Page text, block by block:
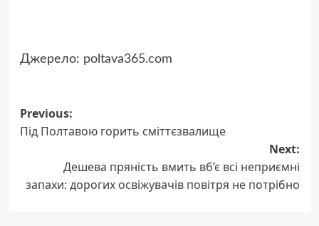
Джерело: poltava365.com
Post
navigation
Previous:
Під Полтавою горить сміттєзвалище
Next:
Дешева пряність вмить вб’є всі неприємні
запахи: дорогих освіжувачів повітря не потрібно